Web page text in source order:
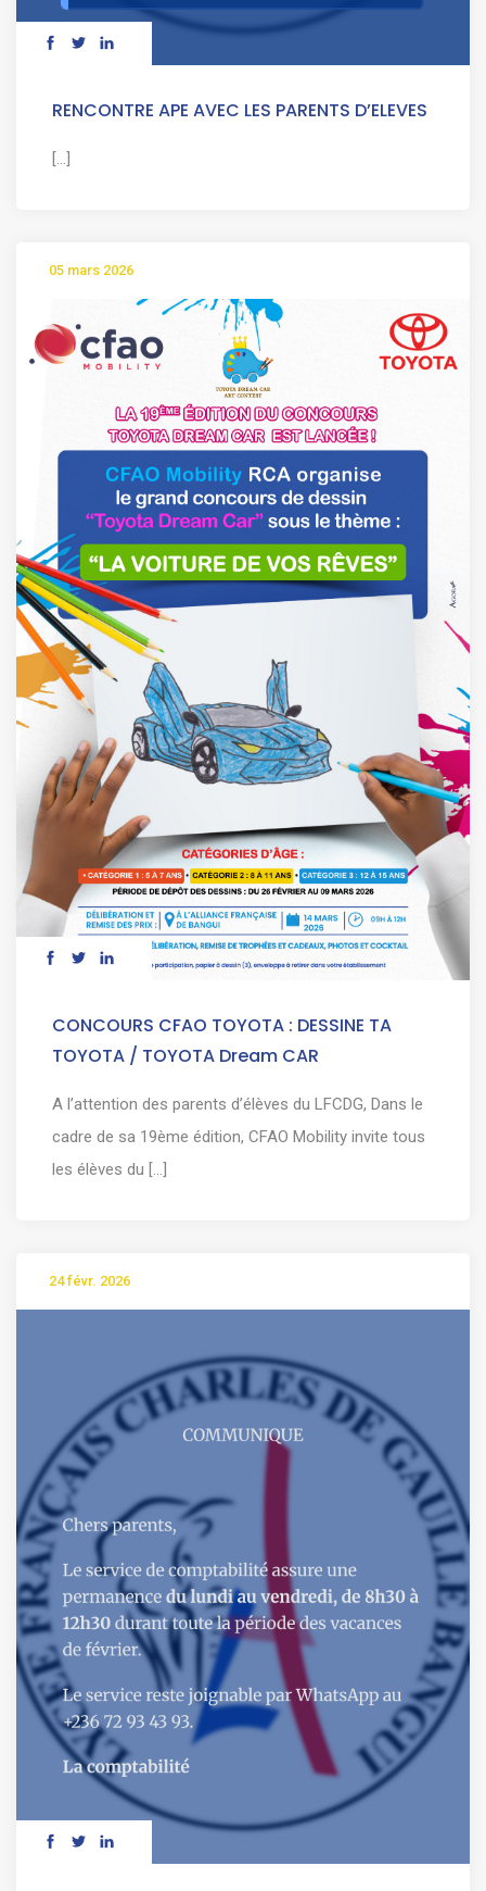
RENCONTRE APE AVEC LES PARENTS D’ELEVES
[...]
05 mars 2026
CONCOURS CFAO TOYOTA : DESSINE TA
TOYOTA / TOYOTA Dream CAR
A l’attention des parents d’élèves du LFCDG, Dans le
cadre de sa 19ème édition, CFAO Mobility invite tous
les élèves du [...]
24 févr. 2026